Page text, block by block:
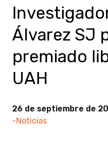
Álvarez SJ
premiado
UAH
26 de septiembre de
-Noticias